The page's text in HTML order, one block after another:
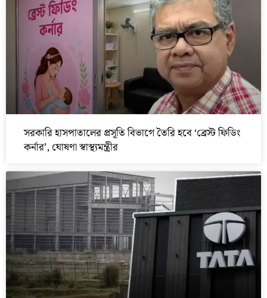
সরকারি হাসপাতালের প্রসূতি বিভাগে তৈরি হবে ‘ব্রেস্ট ফিডিং
কর্নার’, ঘোষণা স্বাস্থ্যমন্ত্রীর